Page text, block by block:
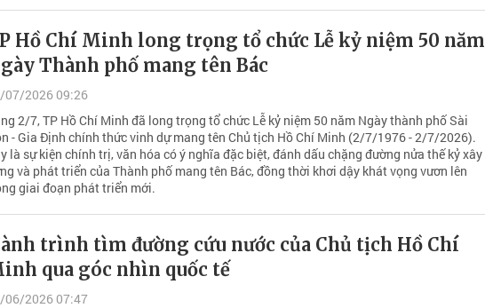
Hồ Chí Minh long trọng tổ chức Lễ kỷ niệm 50 năm
Thành phố mang tên Bác
07/2026 09:26
2/7, TP Hồ Chí Minh đã long trọng tổ chức Lễ kỷ niệm 50 năm Ngày thành phố Sài
- Gia Định chính thức vinh dự mang tên Chủ tịch Hồ Chí Minh (2/7/1976 - 2/7/2026).
là sự kiện chính trị, văn hóa có ý nghĩa đặc biệt, đánh dấu chặng đường nửa thế kỷ xây
và phát triển của Thành phố mang tên Bác, đồng thời khơi dậy khát vọng vươn lên
giai đoạn phát triển mới.
trình tìm đường cứu nước của Chủ tịch Hồ Chí
qua góc nhìn quốc tế
06/2026 07:47